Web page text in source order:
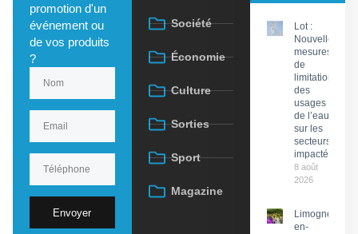
promotion d'un
événement ou
de vos produits
?
Envoyer
Société
Économie
Culture
Sorties
Sport
Magazine
Lot :
Nouvelles
mesures
de
limitation
des
usages
de l’eau
sur les
secteurs
impactés
8 août
2026
Limogne-
en-